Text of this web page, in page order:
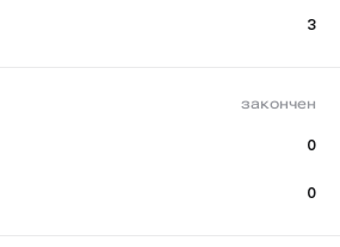
3
закончен
0
0